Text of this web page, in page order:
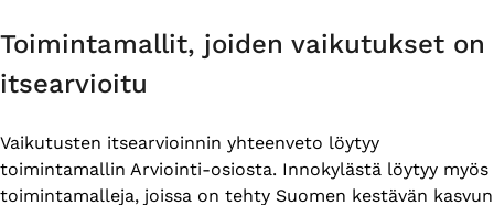
Toimintamallit, joiden vaikutukset on
itsearvioitu
Vaikutusten itsearvioinnin yhteenveto löytyy
toimintamallin Arviointi-osiosta. Innokylästä löytyy myös
toimintamalleja, joissa on tehty Suomen kestävän kasvun